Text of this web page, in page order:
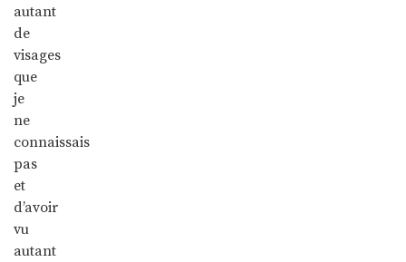
autant
de
visages
que
je
ne
connaissais
pas
et
d’avoir
vu
autant